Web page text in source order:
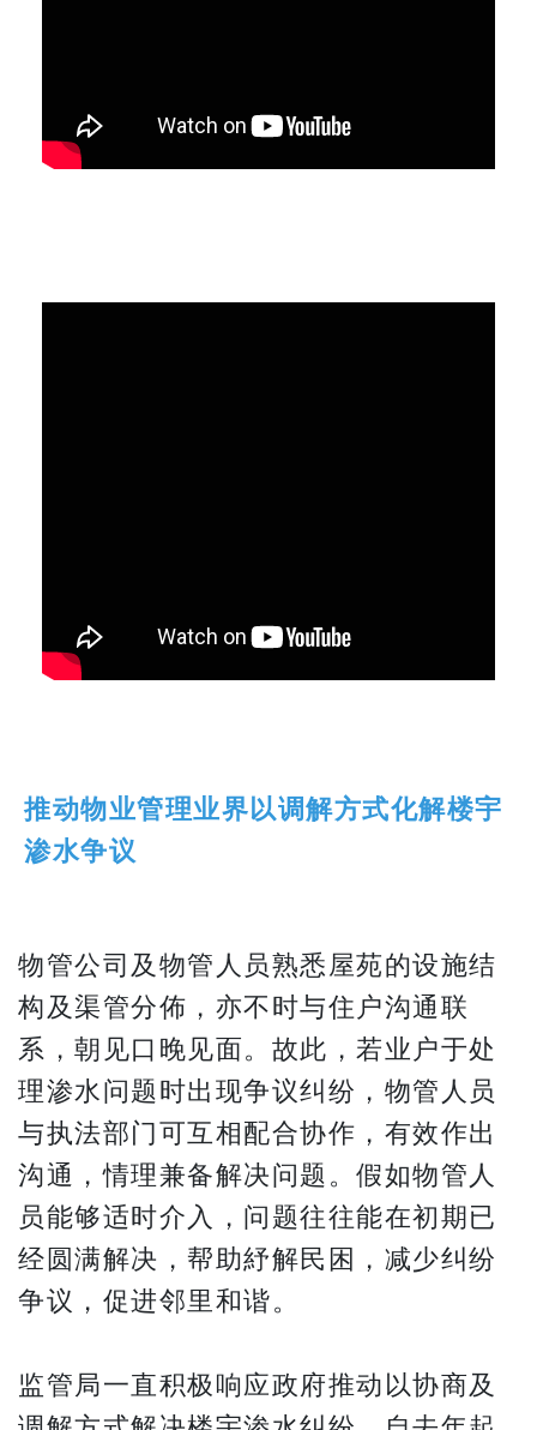
推动物业管理业界以调解方式化解楼宇
渗水争议
物管公司及物管人员熟悉屋苑的设施结
构及渠管分佈，亦不时与住户沟通联
系，朝见口晚见面。故此，若业户于处
理渗水问题时出现争议纠纷，物管人员
与执法部门可互相配合协作，有效作出
沟通，情理兼备解决问题。假如物管人
员能够适时介入，问题往往能在初期已
经圆满解决，帮助紓解民困，减少纠纷
争议，促进邻里和谐。
监管局一直积极响应政府推动以协商及